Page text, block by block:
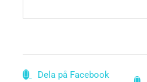
Dela på Facebook